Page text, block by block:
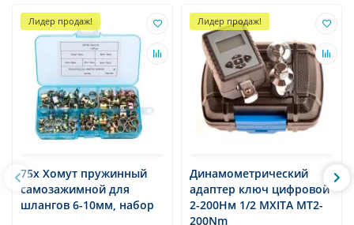
Лидер продаж!
75x Хомут пружинный
самозажимной для
шлангов 6-10мм, набор
Лидер продаж!
Динамометрический
адаптер ключ цифровой
2-200Нм 1/2 MXITA MT2-
200Nm